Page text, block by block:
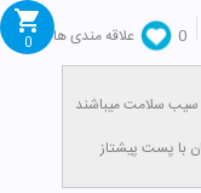
0
علاقه مندی ها
0